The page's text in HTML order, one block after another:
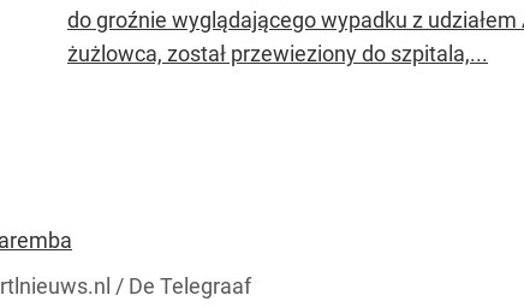
do groźnie wyglądającego wypadku z
żużlowca, został przewieziony do szpitala,...
rtlnieuws.nl / De Telegraaf